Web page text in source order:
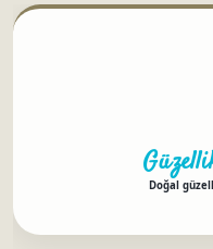
Doğal